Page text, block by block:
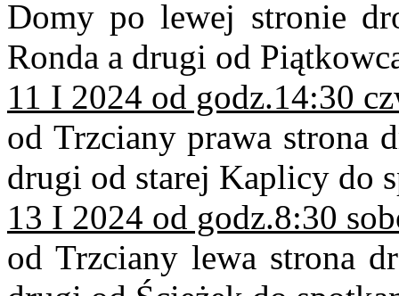
Domy po lewej stronie
Ronda a drugi od
11 I 2024 od godz.14:30
od Trzciany prawa strona
drugi od starej Kaplicy do
13 I 2024 od godz.8:30
od Trzciany lewa strona